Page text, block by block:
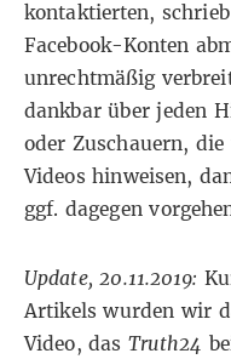
kontaktierten,
Facebook-Konten
unrechtmäßig
dankbar über jeden
oder Zuschauern,
Videos hinweisen,
ggf. dagegen
Update, 20.11.2019:
Artikels wurden wir
Video, dasTruth24